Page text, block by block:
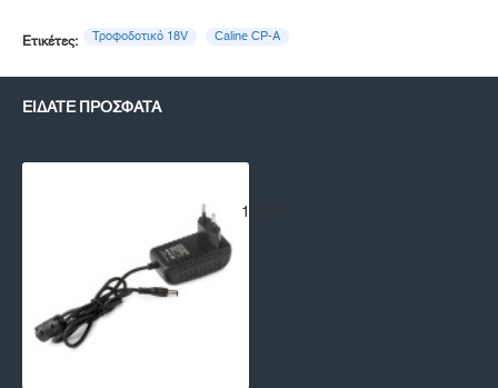
Ετικέτες: Τροφοδοτικό 18V Caline CP-A
ΕΊΔΑΤΕ ΠΡΌΣΦΑΤΑ
13,20€